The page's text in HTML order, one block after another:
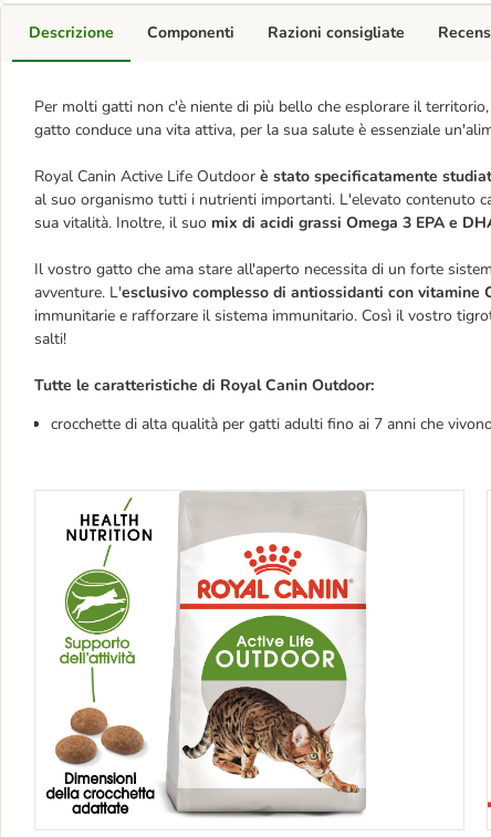
Descrizione
Per molti gatti non c'è niente di più bello che esplorare il
gatto conduce una vita attiva, per la sua salute è essenziale
Royal Canin Active Life Outdoor è stato specificatamente
al suo organismo tutti i nutrienti importanti. L'elevato contenuto
sua vitalità. Inoltre, il suo mix di acidi grassi Omega 3 EPA e
Il vostro gatto che ama stare all'aperto necessita di un forte
avventure. L'esclusivo complesso di antiossidanti con vitamine
immunitarie e rafforzare il sistema immunitario. Così il vostro
salti!
Tutte le caratteristiche di Royal Canin Outdoor:
crocchette di alta qualità per gatti adulti fino ai 7 anni che
Componenti Razioni consigliate